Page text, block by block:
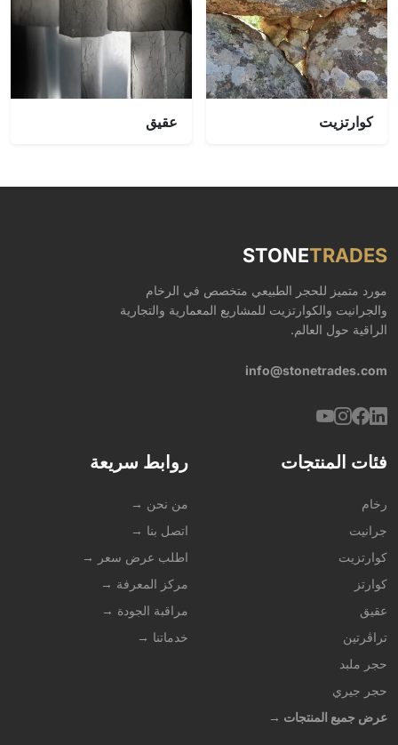
كوارتزيت عقيق
STONETRADES
مورد متميز للحجر الطبيعي متخصص في الرخام
والجرانيت والكوارتزيت للمشاريع المعمارية والتجارية
الراقية حول العالم.
info@stonetrades.com
فئات المنتجات
رخام
جرانيت
كوارتزيت
كوارتز
عقيق
تراڤرتين
حجر ملبد
حجر جيري
عرض جميع المنتجات →
روابط سريعة
من نحن →
اتصل بنا →
اطلب عرض سعر →
مركز المعرفة →
مراقبة الجودة →
خدماتنا →